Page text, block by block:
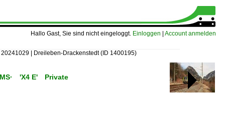
Hallo Gast, Sie sind nicht eingeloggt. Einloggen Account anmelden
| Dreileben-Drackenstedt(ID 1400195)
MS· 'X4 E' Private